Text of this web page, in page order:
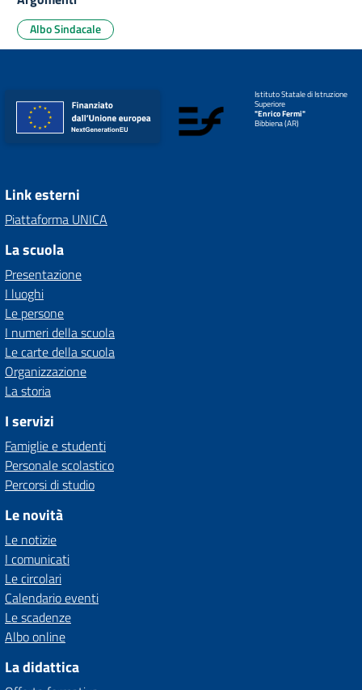
Albo Sindacale
Istituto Statale di Istruzione
Superiore
"Enrico Fermi"
Bibbiena (AR)
Link esterni
Piattaforma UNICA
La scuola
Presentazione
I luoghi
Le persone
I numeri della scuola
Le carte della scuola
Organizzazione
La storia
I servizi
Famiglie e studenti
Personale scolastico
Percorsi di studio
Le novità
Le notizie
I comunicati
Le circolari
Calendario eventi
Le scadenze
Albo online
La didattica